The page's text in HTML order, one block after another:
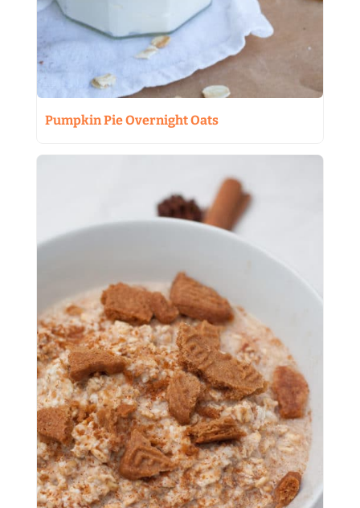
Pumpkin Pie Overnight Oats